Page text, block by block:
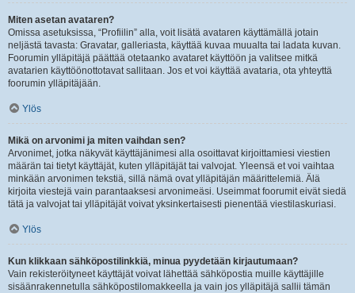
Miten asetan avataren?
Omissa asetuksissa, “Profiilin” alla, voit lisätä avataren käyttämällä jotain
neljästä tavasta: Gravatar, galleriasta, käyttää kuvaa muualta tai ladata kuvan.
Foorumin ylläpitäjä päättää otetaanko avataret käyttöön ja valitsee mitkä
avatarien käyttöönottotavat sallitaan. Jos et voi käyttää avataria, ota yhteyttä
foorumin ylläpitäjään.
Ylös
Mikä on arvonimi ja miten vaihdan sen?
Arvonimet, jotka näkyvät käyttäjänimesi alla osoittavat kirjoittamiesi viestien
määrän tai tietyt käyttäjät, kuten ylläpitäjät tai valvojat. Yleensä et voi vaihtaa
minkään arvonimen tekstiä, sillä nämä ovat ylläpitäjän määrittelemiä. Älä
kirjoita viestejä vain parantaaksesi arvonimeäsi. Useimmat foorumit eivät siedä
tätä ja valvojat tai ylläpitäjät voivat yksinkertaisesti pienentää viestilaskuriasi.
Ylös
Kun klikkaan sähköpostilinkkiä, minua pyydetään kirjautumaan?
Vain rekisteröityneet käyttäjät voivat lähettää sähköpostia muille käyttäjille
sisäänrakennetulla sähköpostilomakkeella ja vain jos ylläpitäjä sallii tämän